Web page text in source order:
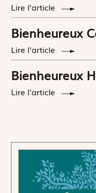
Lire l'article
Bienheureux
Lire l'article
Bienheureux
Lire l'article